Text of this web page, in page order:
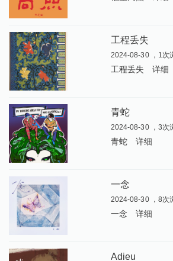
工程丢失
2024-08-30 ，1次
工程丢失 详细
青蛇
2024-08-30 ，3次
青蛇 详细
一念
2024-08-30 ，8次
一念 详细
Adieu